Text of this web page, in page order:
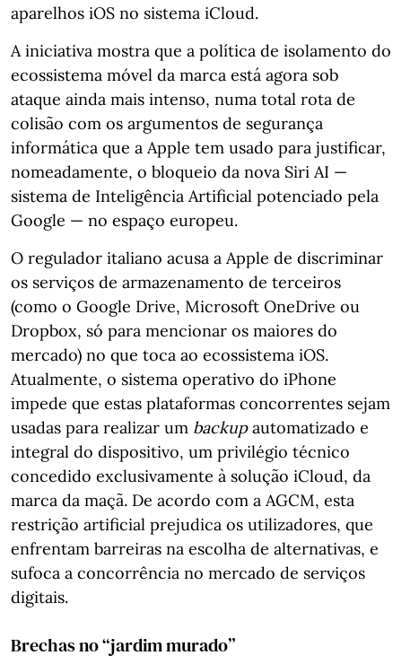
aparelhos iOS no sistema iCloud.
A iniciativa mostra que a política de isolamento do
ecossistema móvel da marca está agora sob
ataque ainda mais intenso, numa total rota de
colisão com os argumentos de segurança
informática que a Apple tem usado para justificar,
nomeadamente, o bloqueio da nova Siri AI —
sistema de Inteligência Artificial potenciado pela
Google — no espaço europeu.
O regulador italiano acusa a Apple de discriminar
os serviços de armazenamento de terceiros
(como o Google Drive, Microsoft OneDrive ou
Dropbox, só para mencionar os maiores do
mercado) no que toca ao ecossistema iOS.
Atualmente, o sistema operativo do iPhone
impede que estas plataformas concorrentes sejam
usadas para realizar um backupautomatizado e
integral do dispositivo, um privilégio técnico
concedido exclusivamente à solução iCloud, da
marca da maçã. De acordo com a AGCM, esta
restrição artificial prejudica os utilizadores, que
enfrentam barreiras na escolha de alternativas, e
sufoca a concorrência no mercado de serviços
digitais.
Brechas no “jardim murado”